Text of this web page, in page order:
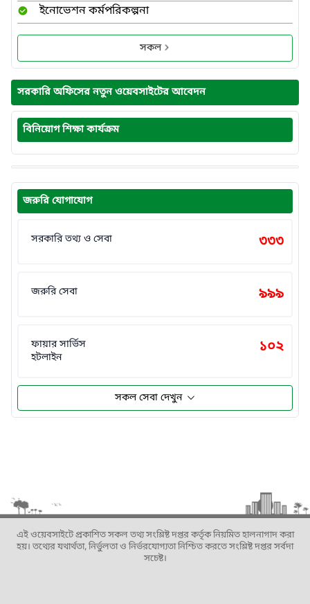
ইনোভেশন কর্মপরিকল্পনা
সকল
সরকারি অফিসের নতুন ওয়েবসাইটের আবেদন
বিনিয়োগ শিক্ষা কার্যক্রম
জরুরি যোগাযোগ
সরকারি তথ্য ও সেবা ৩৩৩
জরুরি সেবা ৯৯৯
ফায়ার সার্ভিস
হটলাইন
১০২
সকল সেবা দেখুন
এই ওয়েবসাইটে প্রকাশিত সকল তথ্য সংশ্লিষ্ট দপ্তর কর্তৃক নিয়মিত হালনাগাদ করা
হয়। তথ্যের যথার্থতা, নির্ভুলতা ও নির্ভরযোগ্যতা নিশ্চিত করতে সংশ্লিষ্ট দপ্তর সর্বদা
সচেষ্ট।